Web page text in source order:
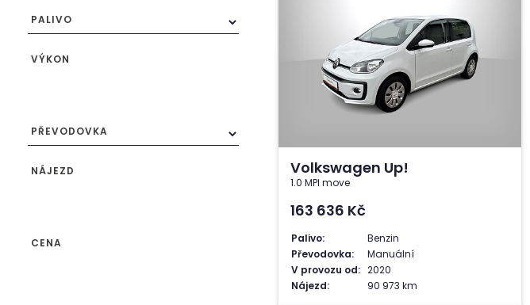
PALIVO
VÝKON
PŘEVODOVKA
NÁJEZD
CENA
Volkswagen Up!
1.0 MPI move
163 636 Kč
Palivo:
Benzin
Převodovka:
Manuální
V provozu od: 2020
Nájezd:
90 973 km